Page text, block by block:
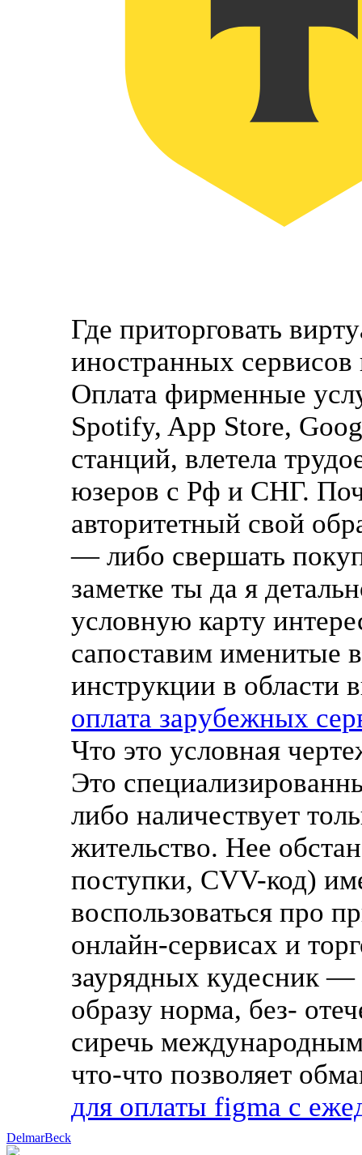
DelmarBeck
Где приторговать
иностранных сервисов
Оплата фирменные
Spotify, App Store,
станций, влетела
юзеров с Рф и СНГ.
авторитетный свой
— либо свершать
заметке ты да я
условную карту
сапоставим именитые
инструкции в области
оплата зарубежных
Что это условная
Это
либо наличествует
жительство. Нее
поступки, CVV-код)
воспользоваться про
онлайн-сервисах и
заурядных кудесник —
образу норма, без-
сиречь
что-что позволяет
для оплаты figma с